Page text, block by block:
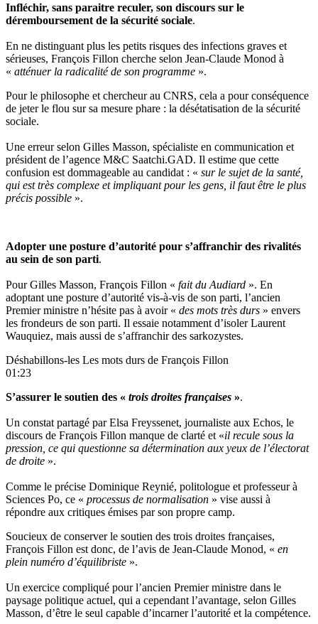
Infléchir, sans paraitre reculer, son discours sur le
déremboursement de la sécurité sociale.
En ne distinguant plus les petits risques des infections graves et
sérieuses, François Fillon cherche selon Jean-Claude Monod à
« atténuer la radicalité de son programme ».
Pour le philosophe et chercheur au CNRS, cela a pour conséquence
de jeter le flou sur sa mesure phare : la désétatisation de la sécurité
sociale.
Une erreur selon Gilles Masson, spécialiste en communication et
président de l’agence M&C Saatchi.GAD. Il estime que cette
confusion est dommageable au candidat : « sur le sujet de la santé,
qui est très complexe et impliquant pour les gens, il faut être le plus
précis possible ».
Adopter une posture d’autorité pour s’affranchir des rivalités
au sein de son parti.
Pour Gilles Masson, François Fillon « fait du Audiard ». En
adoptant une posture d’autorité vis-à-vis de son parti, l’ancien
Premier ministre n’hésite pas à avoir « des mots très durs » envers
les frondeurs de son parti. Il essaie notamment d’isoler Laurent
Wauquiez, mais aussi de s’affranchir des sarkozystes.
Déshabillons-les Les mots durs de François Fillon
01:23
S’assurer le soutien des « trois droites françaises ».
Un constat partagé par Elsa Freyssenet, journaliste aux Echos, le
discours de François Fillon manque de clarté et «il recule sous la
pression, ce qui questionne sa détermination aux yeux de l’électorat
de droite ».
Comme le précise Dominique Reynié, politologue et professeur à
Sciences Po, ce « processus de normalisation » vise aussi à
répondre aux critiques émises par son propre camp.
Soucieux de conserver le soutien des trois droites françaises,
François Fillon est donc, de l’avis de Jean-Claude Monod, « en
plein numéro d’équilibriste ».
Un exercice compliqué pour l’ancien Premier ministre dans le
paysage politique actuel, qui a cependant l’avantage, selon Gilles
Masson, d’être le seul capable d’incarner l’autorité et la compétence.